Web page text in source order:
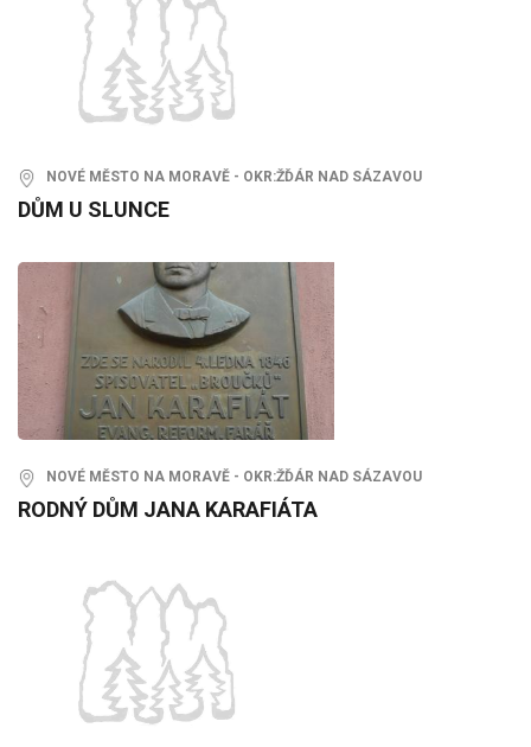
NOVÉ MĚSTO NA MORAVĚ - OKR:ŽĎÁR NAD SÁZAVOU
DŮM U SLUNCE
NOVÉ MĚSTO NA MORAVĚ - OKR:ŽĎÁR NAD SÁZAVOU
RODNÝ DŮM JANA KARAFIÁTA